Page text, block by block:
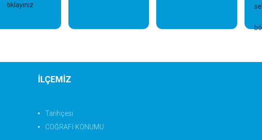
tıklayınız.
İLÇEMİZ
Tarihçesi
COĞRAFİ KONUMU